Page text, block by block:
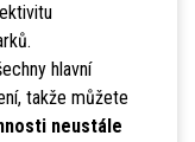
hlavní
takže můžete
neustále